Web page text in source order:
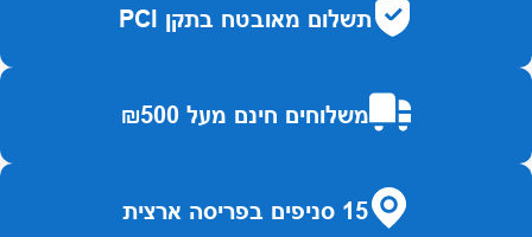
תשלום מאובטח בתקן PCI
משלוחים חינם מעל ₪500
15 סניפים בפריסה ארצית